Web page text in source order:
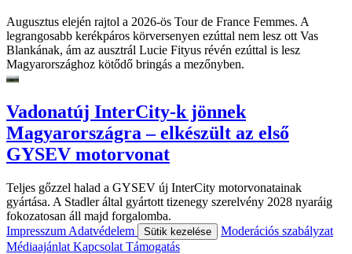
Augusztus elején rajtol a 2026-ös Tour de France Femmes. A
legrangosabb kerékpáros körversenyen ezúttal nem lesz ott Vas
Blankának, ám az ausztrál Lucie Fityus révén ezúttal is lesz
Magyarországhoz kötődő bringás a mezőnyben.
Vadonatúj InterCity-k jönnek
Magyarországra – elkészült az első
GYSEV motorvonat
Teljes gőzzel halad a GYSEV új InterCity motorvonatainak
gyártása. A Stadler által gyártott tizenegy szerelvény 2028 nyaráig
fokozatosan áll majd forgalomba.
Impresszum Adatvédelem Sütik kezelése
Moderációs szabályzat
Médiaajánlat Kapcsolat Támogatás